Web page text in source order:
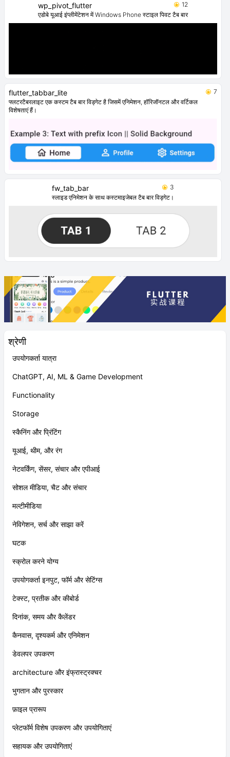
श्रेणी
उपयोगकर्ता यात्रा
ChatGPT, AI, ML & Game Development
Functionality
Storage
स्कैनिंग और प्रिंटिंग
यूआई, थीम, और रंग
नेटवर्किंग, सेंसर, संचार और एपीआई
सोशल मीडिया, चैट और संचार
मल्टीमीडिया
नेविगेशन, सर्च और साझा करें
घटक
स्क्रोल करने योग्य
उपयोगकर्ता इनपुट, फॉर्म और सेटिंग्स
टेक्स्ट, प्रतीक और कीबोर्ड
दिनांक, समय और कैलेंडर
कैनवास, दृश्यकर्म और एनिमेशन
डेवलपर उपकरण
architecture और इंफ्रास्ट्रक्चर
भुगतान और पुरस्कार
फ़ाइल प्रारूप
प्लेटफॉर्म विशेष उपकरण और उपयोगिताएं
सहायक और उपयोगिताएं
wp_pivot_flutter
12
एडोबे यूआई इंप्लीमेंटेशन में Windows Phone स्टाइल पिवट टैब बार
flutter_tabbar_lite
7
फ्लटरटैबरलाइट एक कस्टम टैब बार विड्गेट है जिसमें एनिमेशन, हॉरिजॉनटल और वर्टिकल
विशेषताएं हैं।
fw_tab_bar
3
स्लाइड एनिमेशन के साथ कस्टमाइजेबल टैब बार विड्गेट।